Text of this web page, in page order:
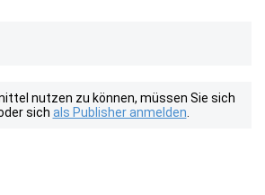
nutzen zu können, müssen Sie sich
sich als Publisher anmelden